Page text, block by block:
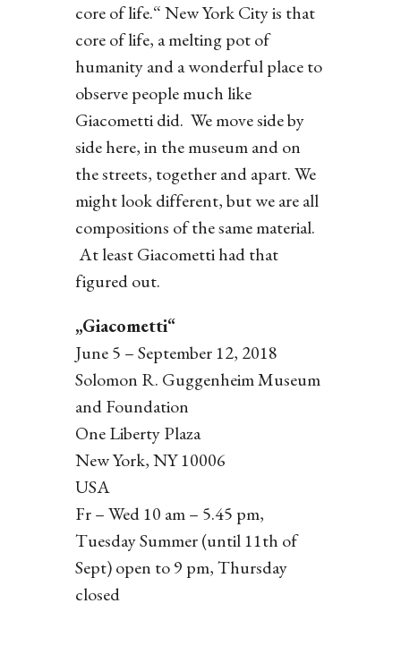
core of life.“ New York City is that
core of life, a melting pot of
humanity and a wonderful place to
observe people much like
Giacometti did. We move side by
side here, in the museum and on
the streets, together and apart. We
might look different, but we are all
compositions of the same material.
At least Giacometti had that
figured out.
„Giacometti“
June 5 – September 12, 2018
Solomon R. Guggenheim Museum
and Foundation
One Liberty Plaza
New York, NY 10006
USA
Fr – Wed 10 am – 5.45 pm,
Tuesday Summer (until 11th of
Sept) open to 9 pm, Thursday
closed